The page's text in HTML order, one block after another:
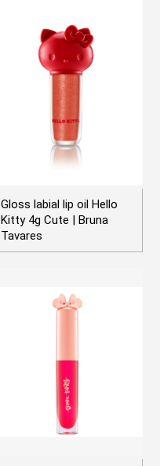
Gloss labial lip oil Hello
Kitty 4g Cute | Bruna
Tavares